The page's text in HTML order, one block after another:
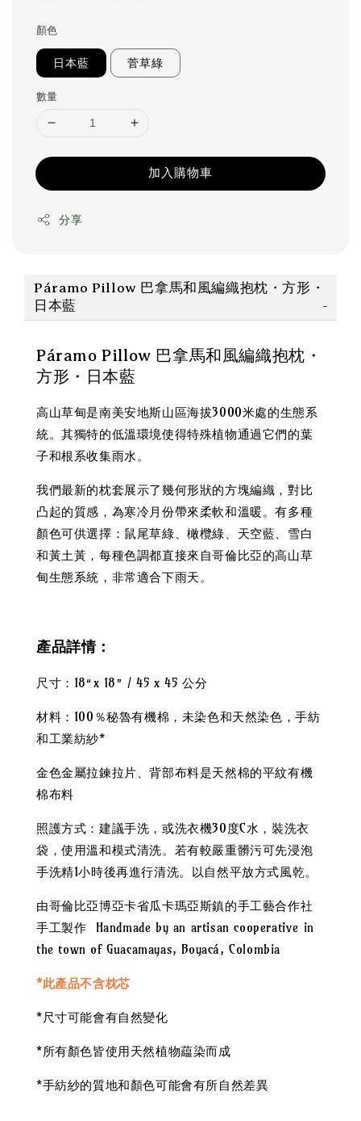
顏色
日本藍 菅草綠
數量
加入購物車
分享
Páramo Pillow 巴拿馬和風編織抱枕・方形・
日本藍
Páramo Pillow 巴拿馬和風編織抱枕・
方形・日本藍
高山草甸是南美安地斯山區海拔3000米處的生態系
統。其獨特的低溫環境使得特殊植物通過它們的葉
子和根系收集雨水。
我們最新的枕套展示了幾何形狀的方塊編織，對比
凸起的質感，為寒冷月份帶來柔軟和溫暖。有多種
顏色可供選擇：鼠尾草綠、橄欖綠、天空藍、雪白
和黃土黃，每種色調都直接來自哥倫比亞的高山草
甸生態系統，非常適合下雨天。
產品詳情：
尺寸：18“x 18” / 45 x 45 公分
材料：100％秘魯有機棉，未染色和天然染色，手紡
和工業紡紗*
金色金屬拉鍊拉片、背部布料是天然棉的平紋有機
棉布料
照護方式：建議手洗，或洗衣機30度C水，裝洗衣
袋，使用溫和模式清洗。若有較嚴重髒污可先浸泡
手洗精1小時後再進行清洗。以自然平放方式風乾。
由哥倫比亞博亞卡省瓜卡瑪亞斯鎮的手工藝合作社
手工製作 Handmade by an artisan cooperative in
the town of Guacamayas, Boyacá, Colombia
*此產品不含枕芯
*尺寸可能會有自然變化
*所有顏色皆使用天然植物藴染而成
*手紡紗的質地和顏色可能會有所自然差異